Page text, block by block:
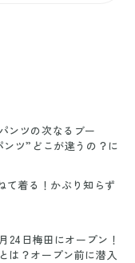
ンツの次なるブー
ツ”どこが違うの？に
て着る！かぶり知らず
24日梅田にオープン！
は？オープン前に潜入